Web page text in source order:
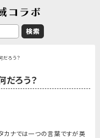
だろう？
だろう？
カナでは一つの言葉ですが英